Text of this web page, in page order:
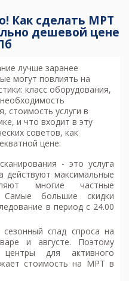
Как сделать МРТ
дешевой цене
лучше заранее
могут повлиять на
класс оборудования,
стоимость услуги в
и что входит в эту
советов, как
цене:
- это услуга
максимальные
многие частные
Самые большие скидки
в период с 24.00
спад спроса на
и августе. Поэтому
центры для активного
стоимость на МРТ в